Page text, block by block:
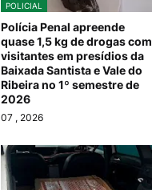
POLICIAL
Polícia Penal apreende
quase 1,5 kg de drogas com
visitantes em presídios da
Baixada Santista e Vale do
Ribeira no 1º semestre de
2026
07 , 2026